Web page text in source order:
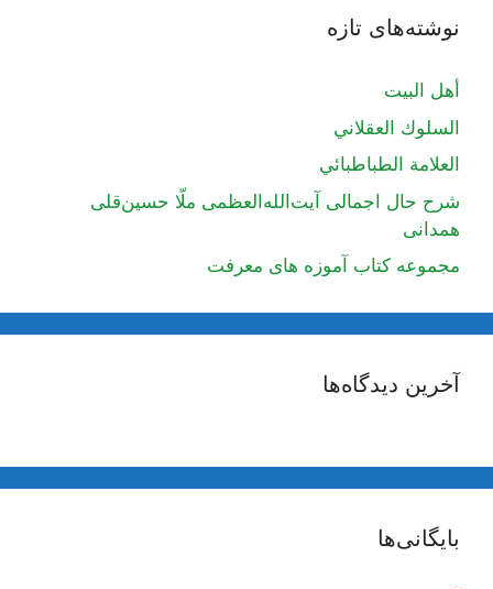
نوشته‌های تازه
أهل البيت
السلوك العقلاني
العلامة الطباطبائي
شرح حال اجمالی آیت‌الله‌العظمی ملّا حسین‌قلی
همدانی
مجموعه کتاب آموزه های معرفت
آخرین دیدگاه‌ها
بایگانی‌ها